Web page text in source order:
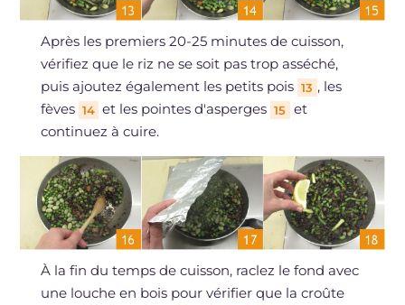
Après les premiers 20-25 minutes de cuisson,
vérifiez que le riz ne se soit pas trop asséché,
puis ajoutez également les petits pois 13 , les
fèves 14 et les pointes d'asperges 15 et
continuez à cuire.
À la fin du temps de cuisson, raclez le fond avec
une louche en bois pour vérifier que la croûte